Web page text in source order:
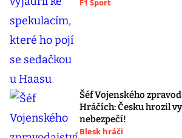
F1 Sport
Šéf Vojenského
Hráčích: Česku hrozil
nebezpečí!
Blesk hráči